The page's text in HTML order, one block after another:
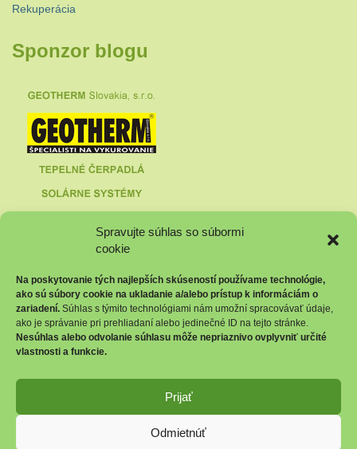
Spravujte súhlas so súbormi
cookie
Na poskytovanie tých najlepších skúseností používame technológie,
ako sú súbory cookie na ukladanie a/alebo prístup k informáciám o
zariadení. Súhlas s týmito technológiami nám umožní spracovávať údaje,
ako je správanie pri prehliadaní alebo jedinečné ID na tejto stránke.
Nesúhlas alebo odvolanie súhlasu môže nepriaznivo ovplyvniť určité
vlastnosti a funkcie.
Prijať
Odmietnúť
Rekuperácia
Sponzor blogu
Ružindolská 16, 917 01 Trnava,
www.geotherm.sk
kvapalina do vykurovania, do chladenia, do